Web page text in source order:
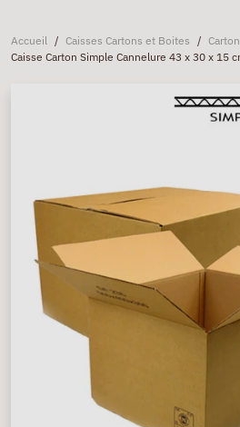
Accueil / Caisses Cartons et Boites /
Caisse Carton Simple Cannelure 43 x 30 x 15